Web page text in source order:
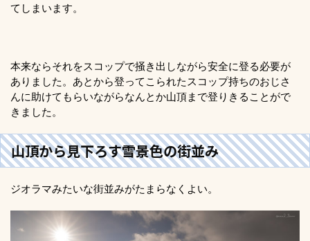
てしまいます。
本来ならそれをスコップで掻き出しながら安全に登る必要が
ありました。あとから登ってこられたスコップ持ちのおじさ
んに助けてもらいながらなんとか山頂まで登りきることがで
きました。
山頂から見下ろす雪景色の街並み
ジオラマみたいな街並みがたまらなくよい。